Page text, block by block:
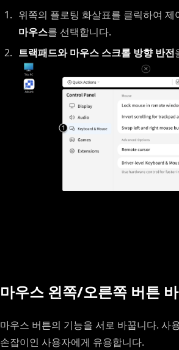
위쪽의 플로팅 화살표를 클릭하여 제
마우스를 선택합니다.
트랙패드와 마우스 스크롤 방향 반전
마우스 왼쪽/오른쪽 버튼
마우스 버튼의 기능을 서로 바꿉니다. 사
손잡이인 사용자에게 유용합니다.